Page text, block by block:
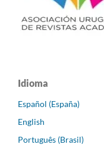
Idioma
Español (España)
English
Português (Brasil)